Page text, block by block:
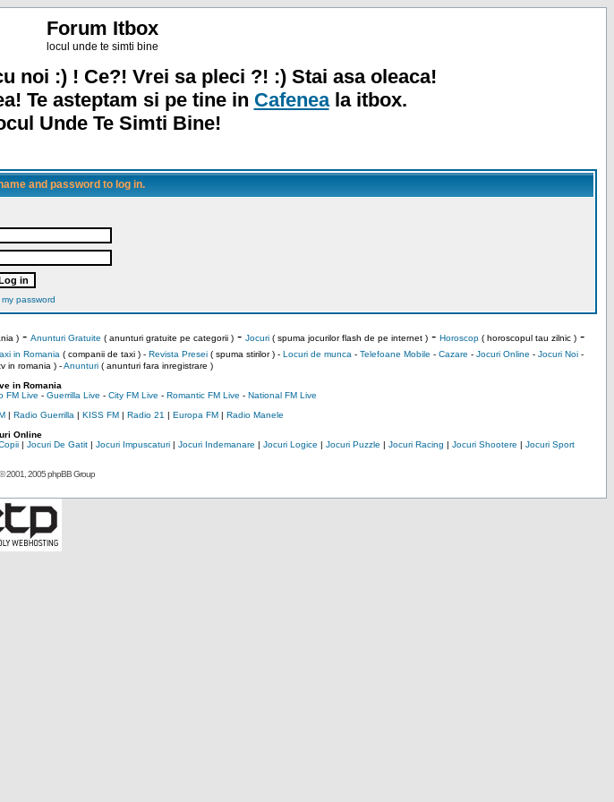
Forum Itbox
locul unde te simti bine
noi :) ! Ce?! Vrei sa pleci ?! :) Stai asa oleaca!
Te asteptam si pe tine in Cafeneala itbox.
Unde Te Simti Bine!
and password to log in.
password
)- Anunturi Gratuite ( anunturi gratuite pe categorii )- Jocuri( spuma jocurilor flash de pe internet )- Horoscop( horoscopul tau zilnic )-
in Romania ( companii de taxi ) - Revista Presei( spuma stirilor ) - Locuri de munca - Telefoane Mobile - Cazare - Jocuri Online - Jocuri Noi-
in romania )-Anunturi( anunturi fara inregistrare )
in Romania
FM Live - Guerrilla Live - City FM Live - Romantic FM Live - National FM Live
| Radio Guerrilla | KISS FM| Radio 21 | Europa FM| Radio Manele
Online
| Jocuri De Gatit| Jocuri Impuscaturi| Jocuri Indemanare | Jocuri Logice | Jocuri Puzzle | Jocuri Racing | Jocuri Shootere | Jocuri Sport
2001, 2005 phpBB Group